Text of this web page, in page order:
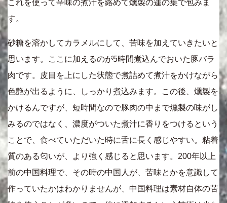
これを使って辛味の煮汁を絡めて燻製の蓮の葉で包みま
す。
砂糖を溶かしてカラメルにして、苦味を加えていきたいと
思います。ここに加えるのが5時間煮込んでおいた豚バラ
肉です。皮目を上にした状態で煮詰めて煮汁をかけながら
色艶が出るように、しっかり煮込みます。この後、燻製を
かけるんですが、短時間なので豚肉の中まで燻製の味がし
みるのではなく、濃度がついた煮汁に香りをつけるという
ことで、食べていただいた時に舌に長く感じやすい。粘着
質のある匂いが、より強く感じると思います。200年以上
前の中国料理で、その時の中国人が、苦味とかを意識して
作っていたかはわかりませんが、中国料理は素材自体の苦